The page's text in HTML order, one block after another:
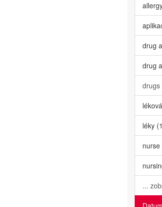
drug
drug
drugs
léky
nurse
...